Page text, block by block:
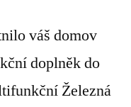
váš domov
doplněk do
Železná